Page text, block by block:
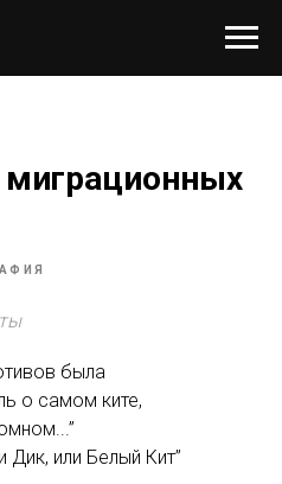
миграционных
была
о самом ките,
или Белый Кит”